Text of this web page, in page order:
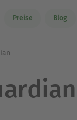
Preise Blog